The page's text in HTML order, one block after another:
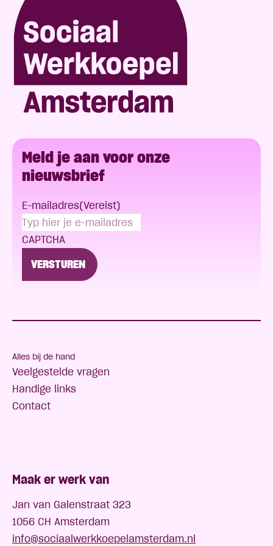
Meld je aan voor onze
nieuwsbrief
E-mailadres(Vereist)
CAPTCHA
Alles bij de hand
Veelgestelde vragen
Handige links
Contact
Maak er werk van
Jan van Galenstraat 323
1056 CH Amsterdam
info@sociaalwerkkoepelamsterdam.nl